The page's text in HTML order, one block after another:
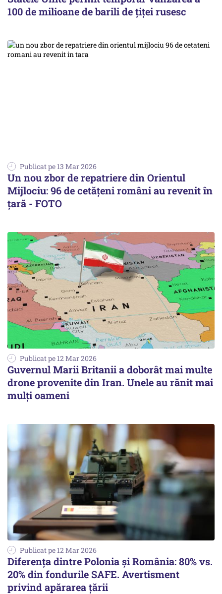
100 de milioane de barili de ţiţei rusesc
Publicat pe 13 Mar 2026
Un nou zbor de repatriere din Orientul
Mijlociu: 96 de cetățeni români au revenit în
țară - FOTO
Publicat pe 12 Mar 2026
Guvernul Marii Britanii a doborât mai multe
drone provenite din Iran. Unele au rănit mai
mulți oameni
Publicat pe 12 Mar 2026
Diferența dintre Polonia și România: 80% vs.
20% din fondurile SAFE. Avertisment
privind apărarea țării